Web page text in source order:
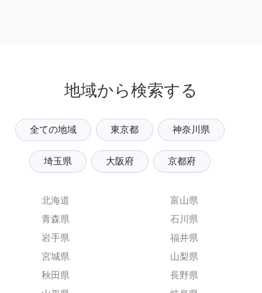
地域から検索する
全ての地域 東京都 神奈川県
埼玉県 大阪府 京都府
北海道
青森県
岩手県
宮城県
秋田県
富山県
石川県
福井県
山梨県
長野県